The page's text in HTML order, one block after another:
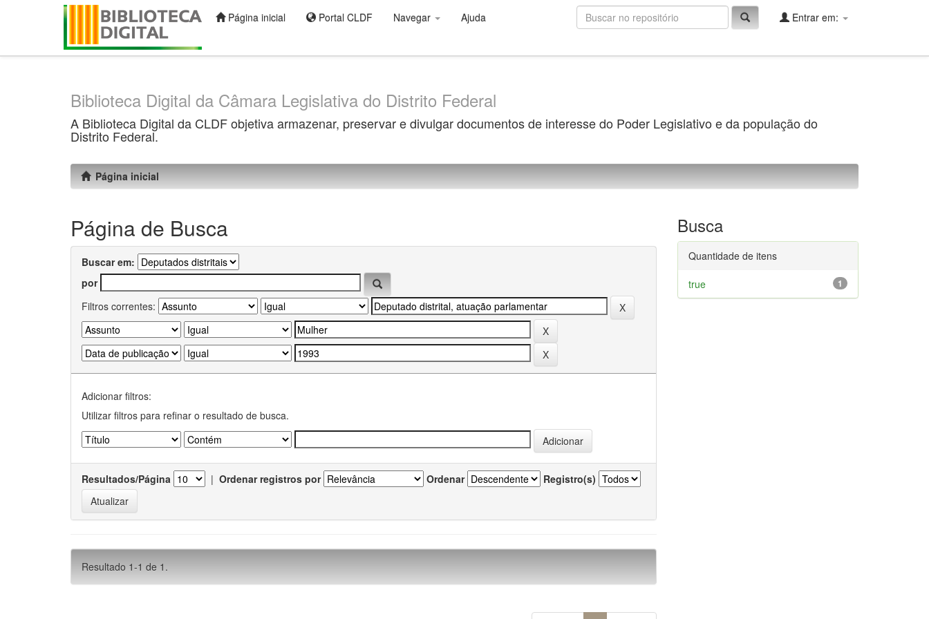
Página inicial Portal CLDF Navegar Ajuda Entrar em:
Biblioteca Digital da Câmara Legislativa do Distrito Federal
A Biblioteca Digital da CLDF objetiva armazenar, preservar e divulgar documentos de interesse do Poder Legislativo e da população do
Distrito Federal.
Página inicial
Página de Busca
Buscar em:
por
Filtros correntes:
Adicionar filtros:
Utilizar filtros para refinar o resultado de busca.
Resultados/Página | Ordenar registros por Ordenar Registro(s)
Resultado 1-1 de 1.
Busca
Quantidade de itens
1
true